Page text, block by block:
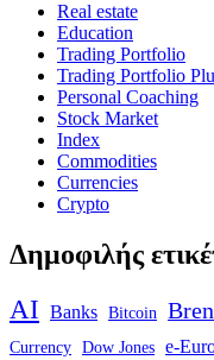
Real estate
Education
Trading Portfolio
Trading Portfolio
Personal Coaching
Stock Market
Index
Commodities
Currencies
Crypto
Δημοφιλής
AI Banks Bitcoin
Currency Dow Jones e-